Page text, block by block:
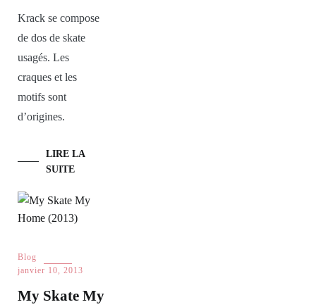
Krack se compose
de dos de skate
usagés. Les
craques et les
motifs sont
d’origines.
LIRE LA
SUITE
Blog
janvier 10, 2013
My Skate My